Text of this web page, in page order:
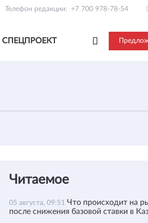
Телефон редакции: +7 700 978-78-54
СПЕЦПРОЕКТ
Читаемое
05 августа, 09:51 Что происходит на
после снижения базовой ставки в